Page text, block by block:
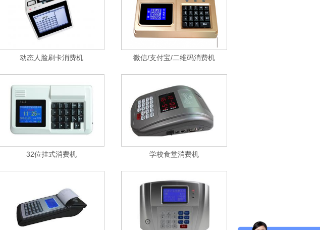
动态人脸刷卡消费机 微信/支付宝/二维码消费机
32位挂式消费机 学校食堂消费机